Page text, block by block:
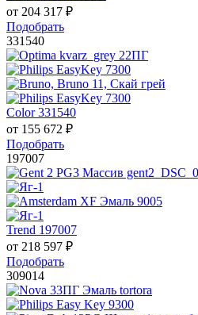
от 204 317 ₽
Подобрать
331540
Color 331540
от 155 672 ₽
Подобрать
197007
Trend 197007
от 218 597 ₽
Подобрать
309014